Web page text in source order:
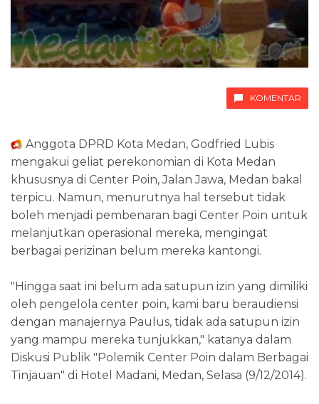
KOMENTAR
Anggota DPRD Kota Medan, Godfried Lubis
mengakui geliat perekonomian di Kota Medan
khususnya di Center Poin, Jalan Jawa, Medan bakal
terpicu. Namun, menurutnya hal tersebut tidak
boleh menjadi pembenaran bagi Center Poin untuk
melanjutkan operasional mereka, mengingat
berbagai perizinan belum mereka kantongi.
"Hingga saat ini belum ada satupun izin yang dimiliki
oleh pengelola center poin, kami baru beraudiensi
dengan manajernya Paulus, tidak ada satupun izin
yang mampu mereka tunjukkan," katanya dalam
Diskusi Publik "Polemik Center Poin dalam Berbagai
Tinjauan" di Hotel Madani, Medan, Selasa (9/12/2014).